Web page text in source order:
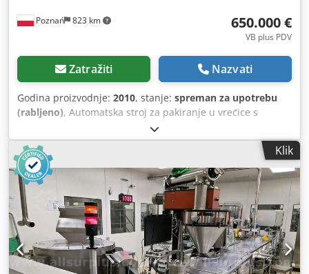
Poznań 823 km 650.000 €
VB plus PDV
Zatražiti Nazvati
Godina proizvodnje: 2010, stanje: spreman za upotrebu
(rabljeno), Automatska stroj za pakiranje u vrećice s
duhanom. Dozirna vaga, stroj za pakiranje, uređaj za
nalijepljivanje akciznih oznaka. Stanje: kao nova. Sva
potrebna dokumentacija za stroj, svi dokumenti i katalozi.
Moguće je dogovoriti datum posjeta uz prethodnu
komunikaciju putem e-pošte ili telefona. Moguće je poslati
videozapis stroja u radnom stanju i kako je postavljen za
rad. Dcodozi Akbjpfx Akksk
Klik